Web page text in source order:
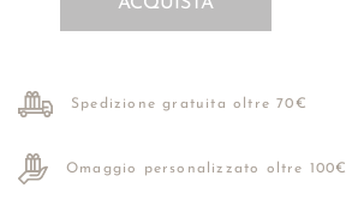
Spedizione gratuita oltre 70€
Omaggio personalizzato oltre 100€